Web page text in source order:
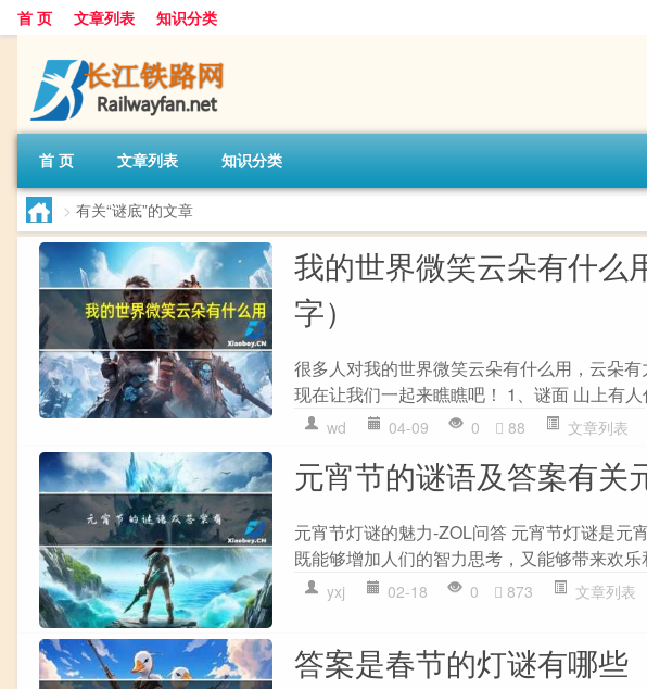
首 页 文章列表 知识分类
首 页 文章列表 知识分类
> 有关“谜底”的文章
我的世界微笑云朵有什么
字）
很多人对我的世界微笑云朵有什么用，云朵
现在让我们一起来瞧瞧吧！ 1、谜面 山上有
wd 04-09 0 88 文章列表
元宵节的谜语及答案有关
元宵节灯谜的魅力-ZOL问答 元宵节灯谜是元
既能够增加人们的智力思考，又能够带来欢
yxj 02-18 0 873 文章列表
答案是春节的灯谜有哪些